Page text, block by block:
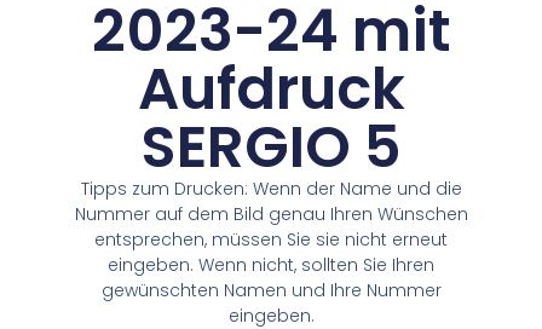
2023-24 mit
Aufdruck
SERGIO 5
Tipps zum Drucken: Wenn der Name und die
Nummer auf dem Bild genau Ihren Wünschen
entsprechen, müssen Sie sie nicht erneut
eingeben. Wenn nicht, sollten Sie Ihren
gewünschten Namen und Ihre Nummer
eingeben.